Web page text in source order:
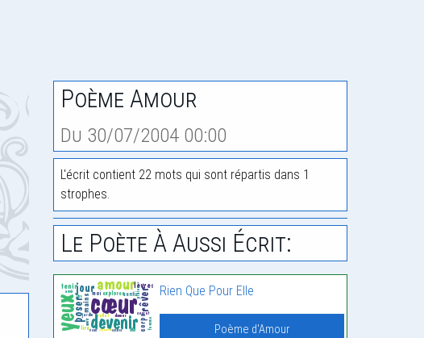
Poème Amour
Du 30/07/2004 00:00
L'écrit contient 22 mots qui sont répartis dans 1
strophes.
Le Poète À Aussi Écrit:
Rien Que Pour Elle
Poème d'Amour